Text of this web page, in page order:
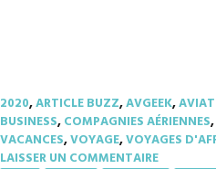
2020,ARTICLE BUZZ,AVGEEK,
BUSINESS,COMPAGNIES AÉRIENNES,
VACANCES,VOYAGE,VOYAGES
LAISSER UN COMMENTAIRE